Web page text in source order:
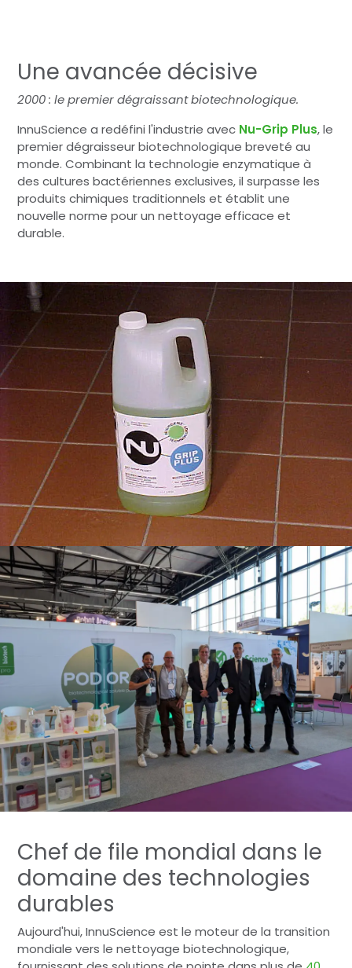
Une avancée décisive
2000 : le premier dégraissant biotechnologique.
InnuScience a redéfini l'industrie avec Nu-Grip Plus, le
premier dégraisseur biotechnologique breveté au
monde. Combinant la technologie enzymatique à
des cultures bactériennes exclusives, il surpasse les
produits chimiques traditionnels et établit une
nouvelle norme pour un nettoyage efficace et
durable.
Chef de file mondial dans le
domaine des technologies
durables
Aujourd'hui, InnuScience est le moteur de la transition
mondiale vers le nettoyage biotechnologique,